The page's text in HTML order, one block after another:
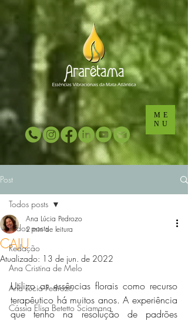
ME
NU
Post
Todos posts
Redação
Ana Cristina de Melo
Ana Lúcia Pedrozo
Cássia Elisa Betetto Sciamana
Todos posts
CAJU
Ana Lúcia Pedrozo
2 min de leitura
Atualizado: 13 de jun. de 2022
Utilizo as essências florais como recurso
terapêutico há muitos anos. A experiência
que tenho na resolução de padrões